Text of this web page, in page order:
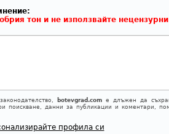
тон и не използвайте
botevgrad.comе длъжен да
поискване, данни за публикации и коментари,
профила си